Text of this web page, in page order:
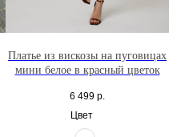
Платье из вискозы на пуговицах
мини белое в красный цветок
6 499 р.
Цвет